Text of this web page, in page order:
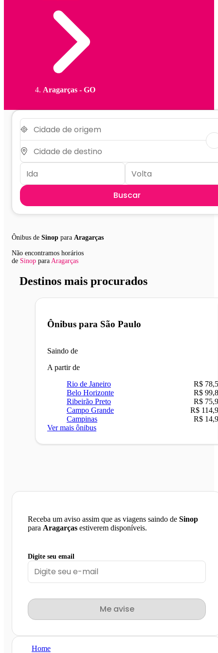
Aragarças - GO
Buscar
Ônibus de Sinop para Aragarças
Não encontramos horários
de Sinop para Aragarças
Destinos mais procurados
Ônibus para São Paulo
Saindo de
A partir de
Rio de Janeiro
R$
Belo Horizonte
R$
Ribeirão Preto
R$
Campo Grande
R$
Campinas
R$
Ver mais ônibus
Receba um aviso assim que as viagens saindo de Sinop
para Aragarças estiverem disponíveis.
Digite seu email
Me avise
Home